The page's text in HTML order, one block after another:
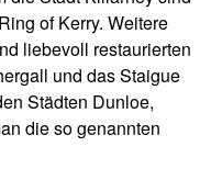
of Kerry. Weitere
liebevoll restaurierten
und das Staigue
Städten Dunloe,
die so genannten